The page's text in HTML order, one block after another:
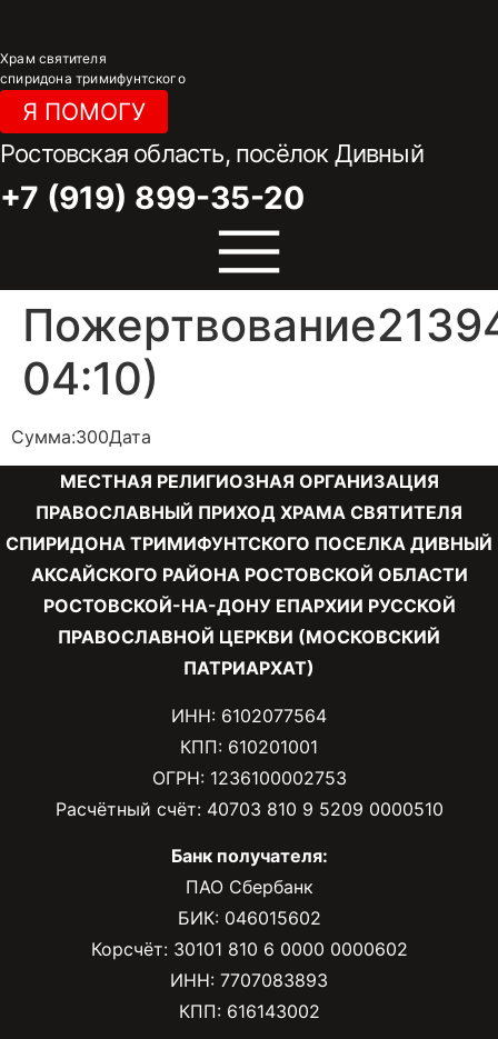
содержимому
Храм святителя
спиридона тримифунтского
Я ПОМОГУ
Ростовская область, посёлок Дивный
+7 (919) 899-35-20
04:10)
Сумма:300Дата
МЕСТНАЯ РЕЛИГИОЗНАЯ ОРГАНИЗАЦИЯ
ПРАВОСЛАВНЫЙ ПРИХОД ХРАМА СВЯТИТЕЛЯ
СПИРИДОНА ТРИМИФУНТСКОГО ПОСЕЛКА ДИВНЫЙ
АКСАЙСКОГО РАЙОНА РОСТОВСКОЙ ОБЛАСТИ
РОСТОВСКОЙ-НА-ДОНУ ЕПАРХИИ РУССКОЙ
ПРАВОСЛАВНОЙ ЦЕРКВИ (МОСКОВСКИЙ
ПАТРИАРХАТ)
ИНН: 6102077564
КПП: 610201001
ОГРН: 1236100002753
Расчётный счёт: 40703 810 9 5209 0000510
Банк получателя:
ПАО Сбербанк
БИК: 046015602
Корсчёт: 30101 810 6 0000 0000602
ИНН: 7707083893
КПП: 616143002